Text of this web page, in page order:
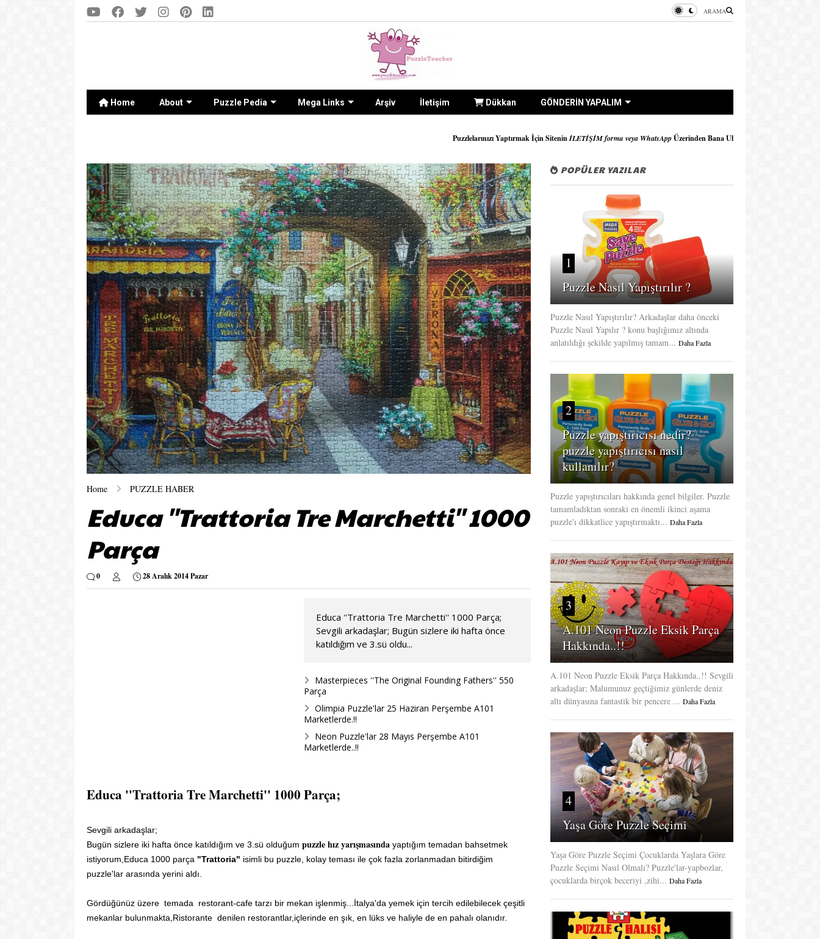
ARAMA
Home About Puzzle Pedia Mega Links Arşiv İletişim Dükkan GÖNDERİN YAPALIM
Puzzlelarınızı Yaptırmak İçin SiteninİLETİŞİM formu veya WhatsAppÜzerinden Bana Ulaşabilirsiniz..!!
Home PUZZLE HABER
Educa ''Trattoria Tre Marchetti'' 1000
Parça
0 28 Aralık 2014 Pazar
Educa ''Trattoria Tre Marchetti'' 1000 Parça;
Sevgili arkadaşlar; Bugün sizlere iki hafta önce
katıldığım ve 3.sü oldu...
Masterpieces ''The Original Founding Fathers'' 550
Parça
Olimpia Puzzle'lar 25 Haziran Perşembe A101
Marketlerde.!!
Neon Puzzle'lar 28 Mayıs Perşembe A101
Marketlerde..!!
Educa ''Trattoria Tre Marchetti'' 1000 Parça;
Sevgili arkadaşlar;
Bugün sizlere iki hafta önce katıldığım ve 3.sü olduğum puzzle hız yarışmasında yaptığım temadan bahsetmek
istiyorum,Educa 1000 parça "Trattoria" isimli bu puzzle, kolay teması ile çok fazla zorlanmadan bitirdiğim
puzzle'lar arasında yerini aldı.
Gördüğünüz üzere temada restorant-cafe tarzı bir mekan işlenmiş...İtalya'da yemek için tercih edilebilecek çeşitli
mekanlar bulunmakta,Ristorante denilen restorantlar,içlerinde en şık, en lüks ve haliyle de en pahalı olanıdır.
POPÜLER YAZILAR
1
Puzzle Nasıl Yapıştırılır ?
Puzzle Nasıl Yapıştırılır? Arkadaşlar daha önceki
Puzzle Nasıl Yapılır ? konu başlığımız altında
anlatıldığı şekilde yapılmış tamam... Daha Fazla
2
Puzzle yapıştırıcısı nedir?
puzzle yapıştırıcısı nasıl
kullanılır?
Puzzle yapıştırıcıları hakkında genel bilgiler. Puzzle
tamamladıktan sonraki en önemli ikinci aşama
puzzle'ı dikkatlice yapıştırmaktı... Daha Fazla
3
A.101 Neon Puzzle Eksik Parça
Hakkında..!!
A.101 Neon Puzzle Eksik Parça Hakkında..!! Sevgili
arkadaşlar; Malumunuz geçtiğimiz günlerde deniz
altı dünyasına fantastik bir pencere ... Daha Fazla
4
Yaşa Göre Puzzle Seçimi
Yaşa Göre Puzzle Seçimi Çocuklarda Yaşlara Göre
Puzzle Seçimi Nasıl Olmalı? Puzzle'lar-yapbozlar,
çocuklarda birçok beceriyi ,zihi... Daha Fazla